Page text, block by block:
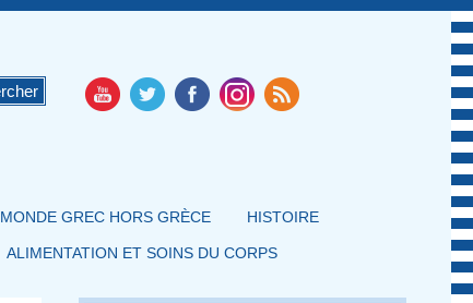
MONDE GREC HORS GRÈCE HISTOIRE
ALIMENTATION ET SOINS DU CORPS